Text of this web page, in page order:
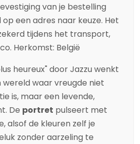
van je bestelling
een adres naar keuze. Het
tijdens het transport,
Herkomst: België
heureux" doorJazzuwenkt
wereld waar vreugde niet
is, maar een levende,
De portret pulseert met
alsof de kleuren zelf je
zonder aarzeling te